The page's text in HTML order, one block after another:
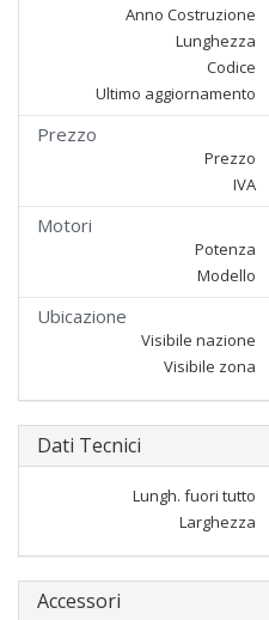
Anno Costruzione
Lunghezza
Codice
Ultimo aggiornamento
Prezzo
Prezzo
IVA
Motori
Potenza
Modello
Ubicazione
Visibile nazione
Visibile zona
Dati Tecnici
Lungh. fuori tutto
Larghezza
Accessori